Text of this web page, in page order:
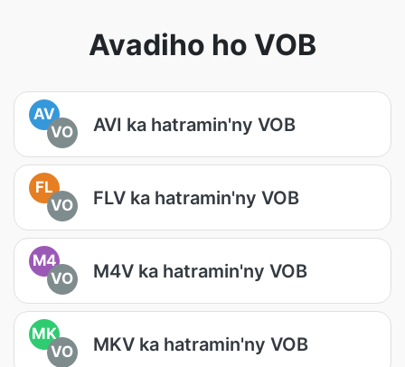
Avadiho ho VOB
AV
VO
AVI ka hatramin'ny VOB
FL
VO
FLV ka hatramin'ny VOB
M4
VO
M4V ka hatramin'ny VOB
MK
VO
MKV ka hatramin'ny VOB